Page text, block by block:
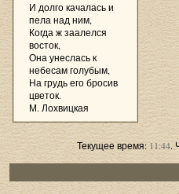
И долго качалась и
пела над ним,
Когда ж заалелся
восток,
Она унеслась к
небесам голубым,
На грудь его бросив
цветок.
М. Лохвицкая
Текущее время:11:44.